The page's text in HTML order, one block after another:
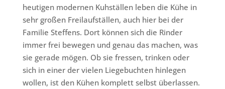
heutigen modernen Kuhställen leben die Kühe in
sehr großen Freilaufställen, auch hier bei der
Familie Steffens. Dort können sich die Rinder
immer frei bewegen und genau das machen, was
sie gerade mögen. Ob sie fressen, trinken oder
sich in einer der vielen Liegebuchten hinlegen
wollen, ist den Kühen komplett selbst überlassen.